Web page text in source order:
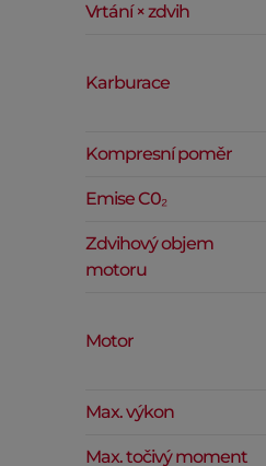
Vrtání × zdvih
Karburace
Kompresní poměr
Emise C0₂
Zdvihový objem
motoru
Motor
Max. výkon
Max. točivý moment